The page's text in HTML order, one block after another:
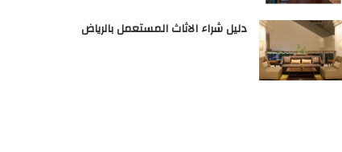
دليل شراء الاثاث المستعمل بالرياض